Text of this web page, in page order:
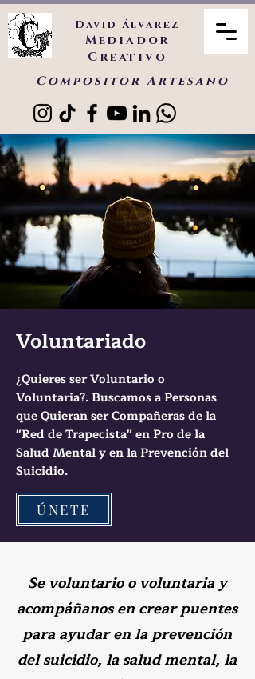
David Álvarez
Mediador
Creativo
Compositor Artesano
Voluntariado
¿Quieres ser Voluntario o
Voluntaria?. Buscamos a Personas
que Quieran ser Compañeras de la
"Red de Trapecista" en Pro de la
Salud Mental y en la Prevención del
Suicidio.
ÚNETE
Se voluntario o voluntaria y
acompáñanos en crear puentes
para ayudar en la prevención
del suicidio, la salud mental, la